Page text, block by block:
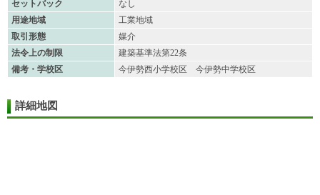
セットバック
なし
用途地域
工業地域
取引形態
媒介
法令上の制限
建築基準法第22条
備考・学校区
今伊勢西小学校区 今伊勢中学校区
詳細地図